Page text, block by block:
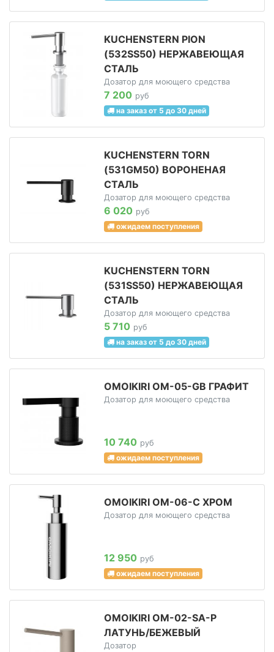
KUCHENSTERN PION
(532SS50) НЕРЖАВЕЮЩАЯ
СТАЛЬ
Дозатор для моющего средства
7 200 руб
на заказ от 5 до 30 дней
KUCHENSTERN TORN
(531GM50) ВОРОНЕНАЯ
СТАЛЬ
Дозатор для моющего средства
6 020 руб
ожидаем поступления
KUCHENSTERN TORN
(531SS50) НЕРЖАВЕЮЩАЯ
СТАЛЬ
Дозатор для моющего средства
5 710 руб
на заказ от 5 до 30 дней
OMOIKIRI OM-05-GB ГРАФИТ
Дозатор для моющего средства
10 740 руб
ожидаем поступления
OMOIKIRI OM-06-C ХРОМ
Дозатор для моющего средства
12 950 руб
ожидаем поступления
OMOIKIRI OM-02-SA-P
ЛАТУНЬ/БЕЖЕВЫЙ
Дозатор